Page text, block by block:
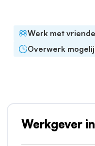
Werk met
Overwerk
Werkgever